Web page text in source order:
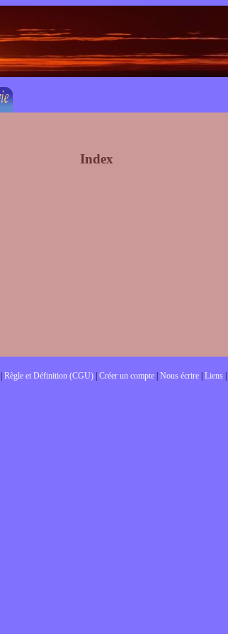
Index
Règle et Définition (CGU)| Créer un compte| Nous écrire| Liens|